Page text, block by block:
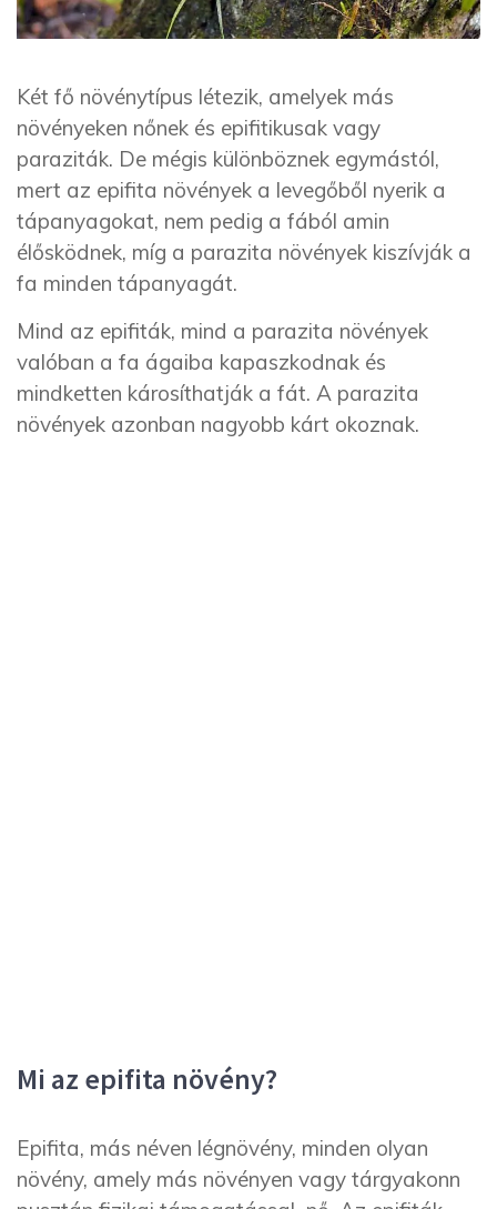
Két fő növénytípus létezik, amelyek más
növényeken nőnek és epifitikusak vagy
paraziták. De mégis különböznek egymástól,
mert az epifita növények a levegőből nyerik a
tápanyagokat, nem pedig a fából amin
élősködnek, míg a parazita növények kiszívják a
fa minden tápanyagát.
Mind az epifiták, mind a parazita növények
valóban a fa ágaiba kapaszkodnak és
mindketten károsíthatják a fát. A parazita
növények azonban nagyobb kárt okoznak.
Mi az epifita növény?
Epifita, más néven légnövény, minden olyan
növény, amely más növényen vagy tárgyakonn